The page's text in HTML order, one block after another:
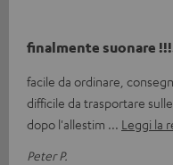
finalmente suonare
facile da ordinare,
difficile da trasportare
dopo l'allestim
Leggi la
Peter P.